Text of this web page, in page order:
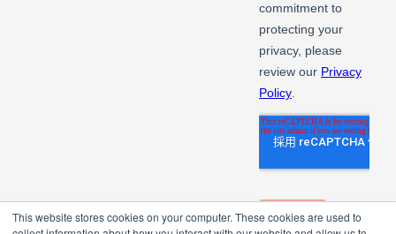
This website stores cookies on your computer. These cookies are used to